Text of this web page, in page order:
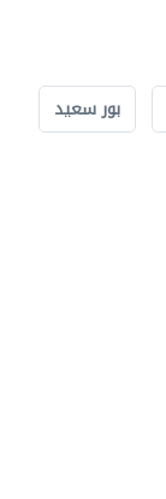
بور سعيد